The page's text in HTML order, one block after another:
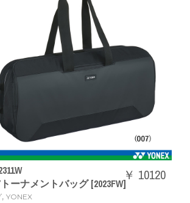
トーナメントバッグ [2023FW]
,YONEX
￥ 10120